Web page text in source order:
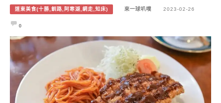
道東美食(十勝,釧路,阿寒湖,網走,知床) 來一球叭噗 2023-02-26
0